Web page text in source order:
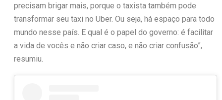
precisam brigar mais, porque o taxista também pode
transformar seu taxi no Uber. Ou seja, há espaço para todo
mundo nesse país. E qual é o papel do governo: é facilitar
a vida de vocês e não criar caso, e não criar confusão”,
resumiu.